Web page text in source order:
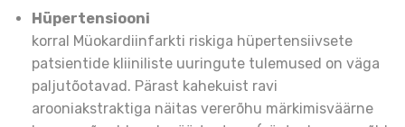
Hüpertensiooni
korral Müokardiinfarkti riskiga hüpertensiivsete
patsientide kliiniliste uuringute tulemused on väga
paljutõotavad. Pärast kahekuist ravi
arooniakstraktiga näitas vererõhu märkimisväärne